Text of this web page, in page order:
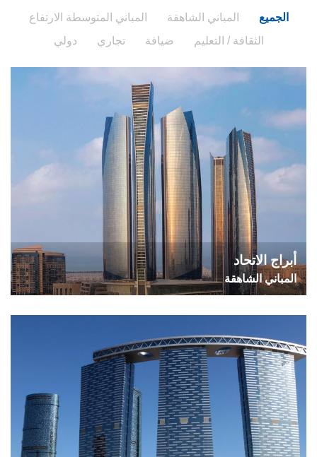
الجميع المباني الشاهقة
المباني المتوسطة الارتفاع
الثقافة / التعليم
ضيافة تجاري دولي
أبراج الاتحاد
المباني الشاهقة